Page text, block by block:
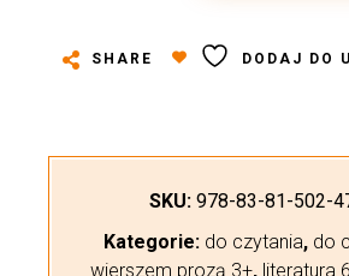
SHARE DODAJ DO
SKU: 978-83-81-502-
Kategorie: do czytania, do
wierszem prozą 3+, literatura